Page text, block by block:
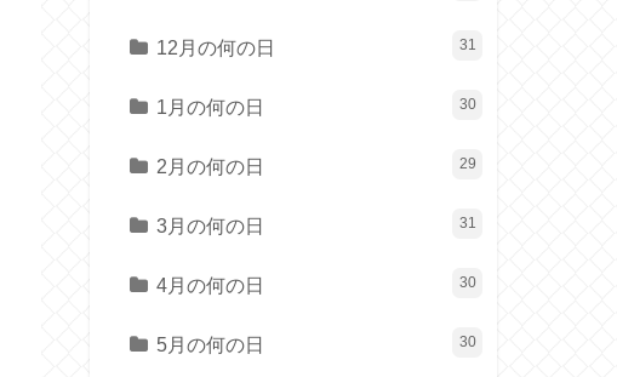
12月の何の日 31
1月の何の日 30
2月の何の日 29
3月の何の日 31
4月の何の日 30
5月の何の日 30